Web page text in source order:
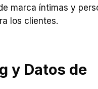
marca íntimas y
los clientes.
y Datos de